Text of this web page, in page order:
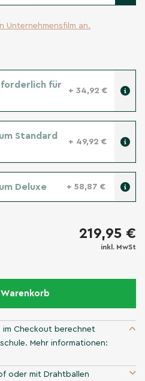
Unternehmensfilm an.
für
+ 34,92 €
Standard
+ 49,92 €
Deluxe + 58,87 €
219,95 €
inkl. MwSt
Warenkorb
Checkout berechnet
Mehr informationen:
oder mit Drahtballen